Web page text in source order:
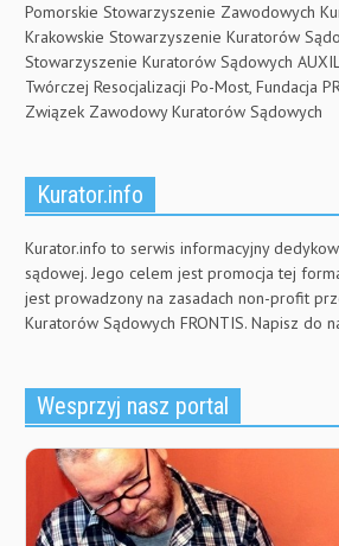
Pomorskie Stowarzyszenie Zawodowych
Krakowskie Stowarzyszenie Kuratorów
Stowarzyszenie Kuratorów Sądowych
Twórczej Resocjalizacji Po-Most, Fundacja
Związek Zawodowy Kuratorów Sądowych
Kurator.info
Kurator.info to serwis informacyjny
sądowej. Jego celem jest promocja tej
jest prowadzony na zasadach non-profit
Kuratorów Sądowych FRONTIS. Napisz do
Wesprzyj nasz portal